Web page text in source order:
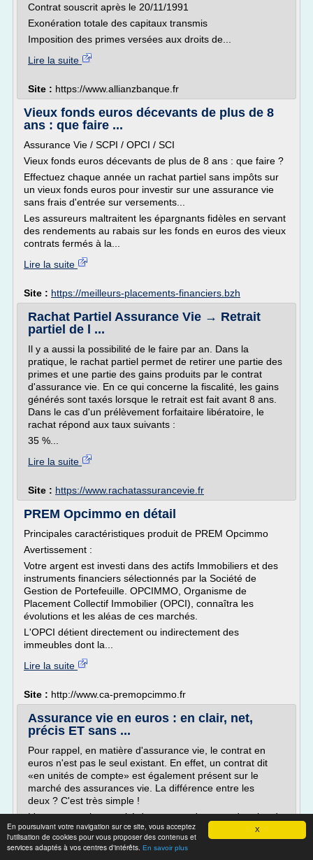
X
En poursuivant votre navigation sur ce site, vous acceptez
l'utilisation de cookies pour vous proposer des contenus et
services adaptés à vos centres d'intérêts. En savoir plus
Contrat souscrit après le 20/11/1991
Exonération totale des capitaux transmis
Imposition des primes versées aux droits de...
Lire la suite
Site : https://www.allianzbanque.fr
Vieux fonds euros décevants de plus de 8
ans : que faire ...
Assurance Vie / SCPI / OPCI / SCI
Vieux fonds euros décevants de plus de 8 ans : que faire ?
Effectuez chaque année un rachat partiel sans impôts sur
un vieux fonds euros pour investir sur une assurance vie
sans frais d'entrée sur versements...
Les assureurs maltraitent les épargnants fidèles en servant
des rendements au rabais sur les fonds en euros des vieux
contrats fermés à la...
Lire la suite
Site : https://meilleurs-placements-financiers.bzh
Rachat Partiel Assurance Vie → Retrait
partiel de l ...
Il y a aussi la possibilité de le faire par an. Dans la
pratique, le rachat partiel permet de retirer une partie des
primes et une partie des gains produits par le contrat
d'assurance vie. En ce qui concerne la fiscalité, les gains
générés sont taxés lorsque le retrait est fait avant 8 ans.
Dans le cas d'un prélèvement forfaitaire libératoire, le
rachat répond aux taux suivants :
35 %...
Lire la suite
Site : https://www.rachatassurancevie.fr
PREM Opcimmo en détail
Principales caractéristiques produit de PREM Opcimmo
Avertissement :
Votre argent est investi dans des actifs Immobiliers et des
instruments financiers sélectionnés par la Société de
Gestion de Portefeuille. OPCIMMO, Organisme de
Placement Collectif Immobilier (OPCI), connaîtra les
évolutions et les aléas de ces marchés.
L'OPCI détient directement ou indirectement des
immeubles dont la...
Lire la suite
Site : http://www.ca-premopcimmo.fr
Assurance vie en euros : en clair, net,
précis ET sans ...
Pour rappel, en matière d'assurance vie, le contrat en
euros n'est pas le seul existant. En effet, un contrat dit
«en unités de compte» est également présent sur le
marché des assurances vie. La différence entre les
deux ? C'est très simple !
L'assurance vie en unité de compte, c'est prendre plus de
risques, pour plus de rendement en investissant sur des
placements assujettis aux...